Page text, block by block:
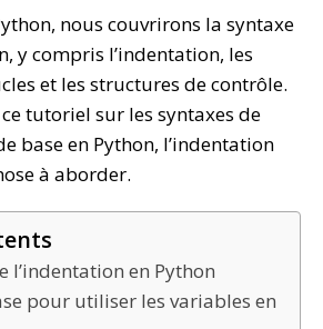
nous couvrirons la syntaxe
y compris l’indentation, les
et les structures de contrôle.
tutoriel sur les syntaxes de
base en Python, l’indentation
à aborder.
l’indentation en Python
pour utiliser les variables en